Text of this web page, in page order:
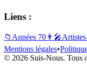
Liens :
📁 Années 70 👨‍🎤Artistes
Mentions légales•
© 2026 Suis-Nous. Tous